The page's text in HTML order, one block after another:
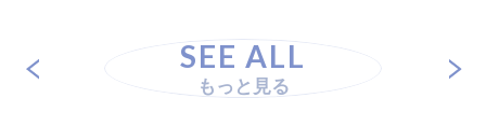
SEE ALL
もっと見る